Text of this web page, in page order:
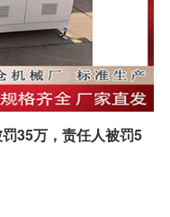
35万，责任人被罚5